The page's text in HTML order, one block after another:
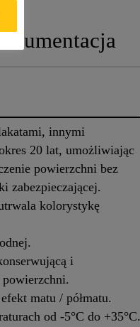
innymi
20 lat, umożliwiając
powierzchni bez
zabezpieczającej.
kolorystykę
i
matu / półmatu.
od ‐5°C do +35°C.